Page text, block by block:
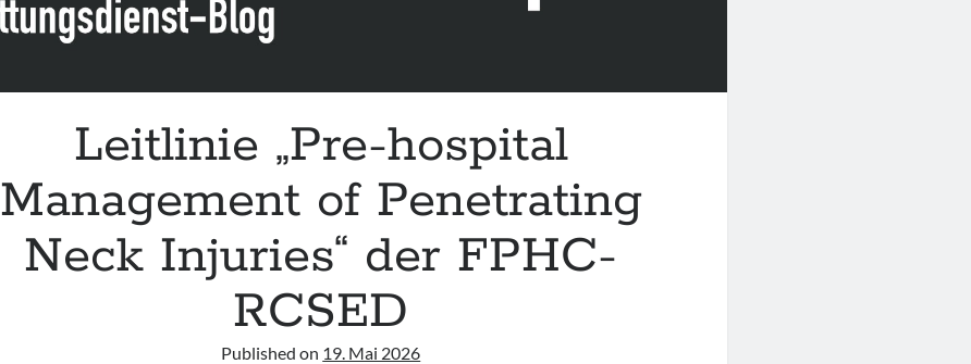
Leitlinie „Pre-hospital
Management of Penetrating
Neck Injuries“ der FPHC-
RCSED
Published on 19. Mai 2026